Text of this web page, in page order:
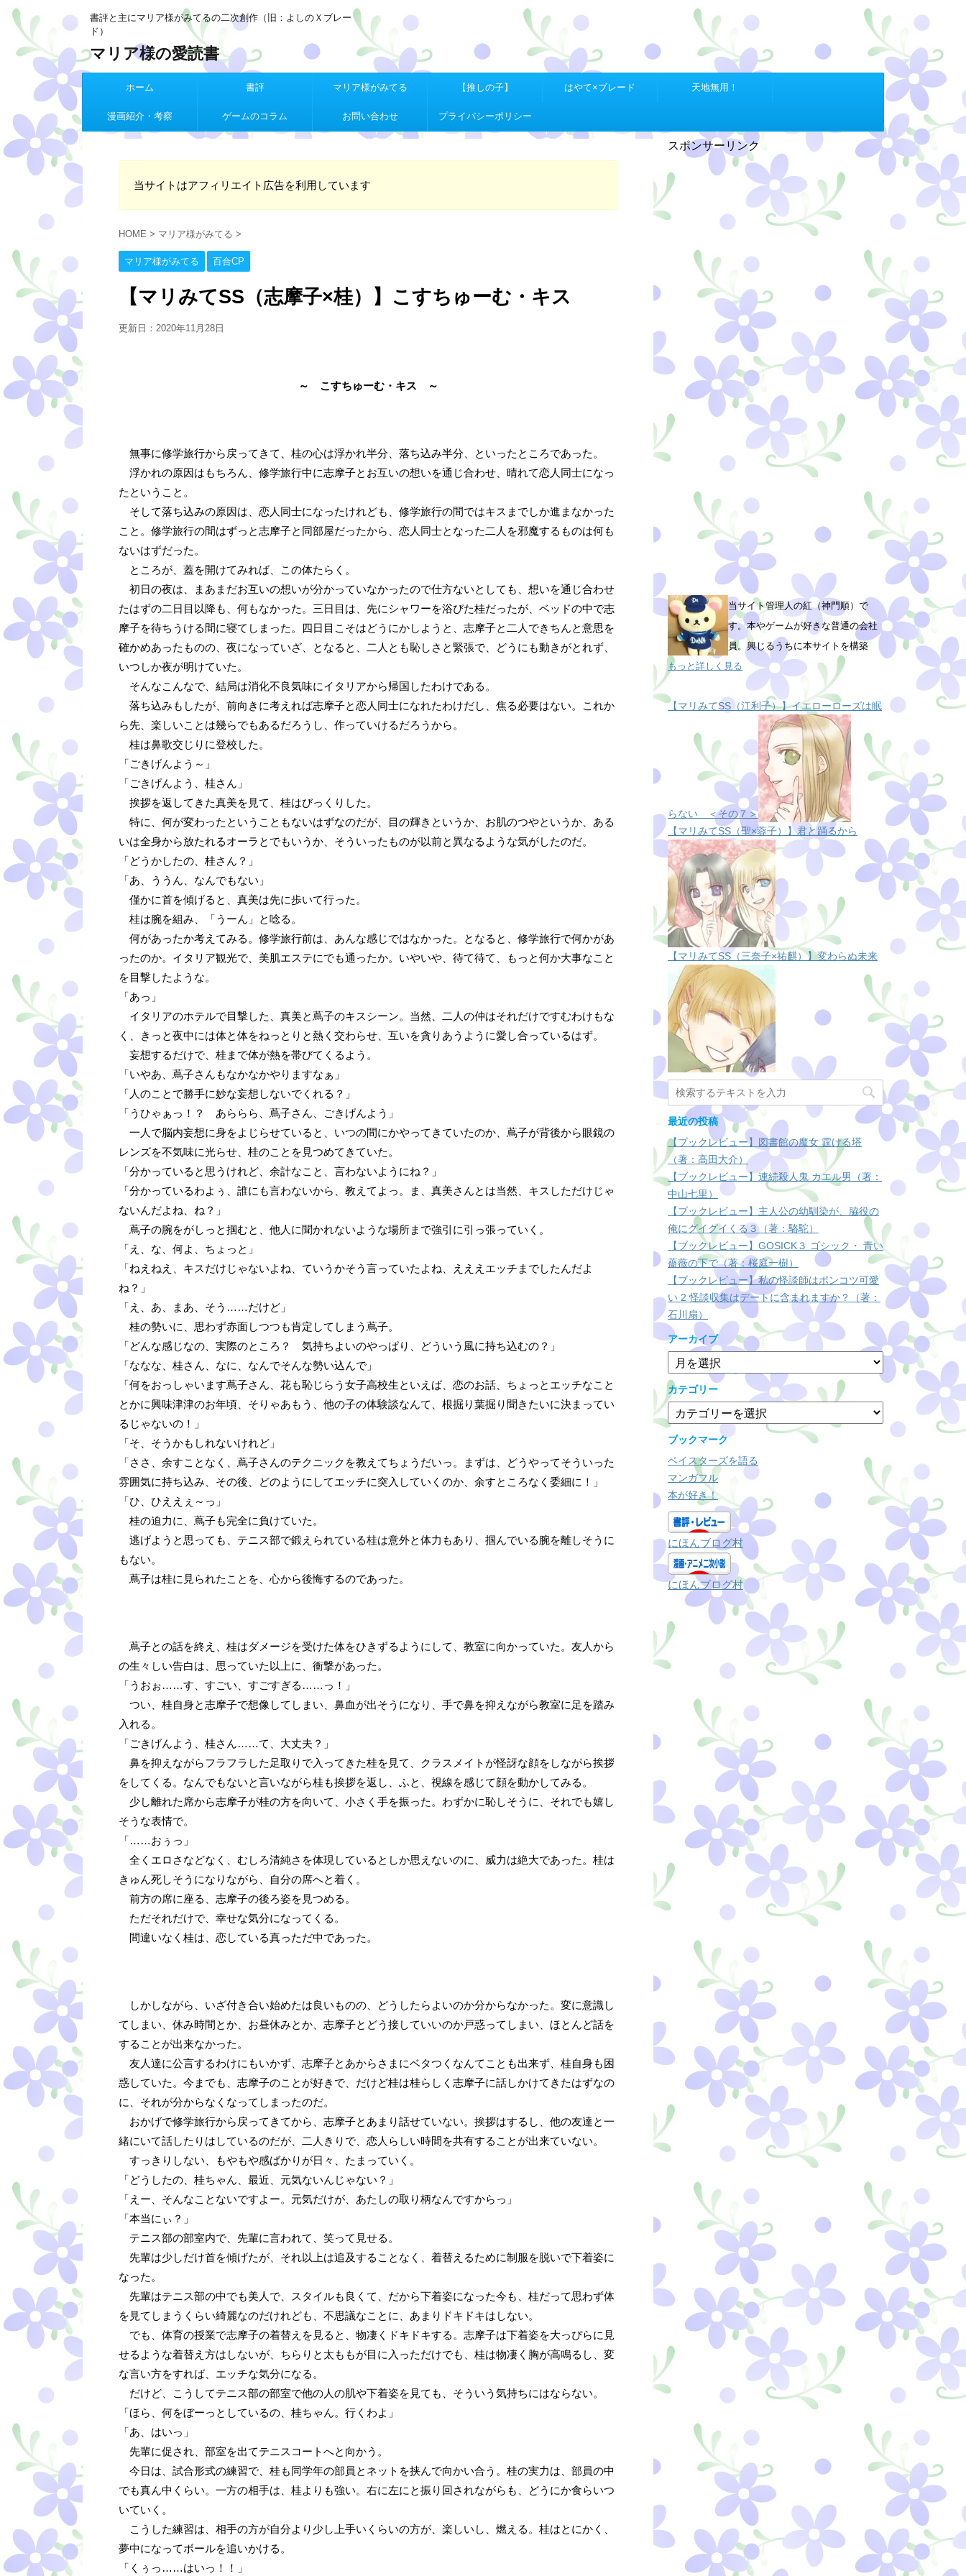
書評と主にマリア様がみてるの二次創作（旧：よしのＸブレー
ド）
マリア様の愛読書
ホーム 書評 マリア様がみてる 【推しの子】 はやて×ブレード 天地無用！
漫画紹介・考察 ゲームのコラム お問い合わせ プライバシーポリシー
当サイトはアフィリエイト広告を利用しています
HOME > マリア様がみてる >
マリア様がみてる 百合CP
【マリみてSS（志摩子×桂）】こすちゅーむ・キス
更新日： 2020年11月28日
～ こすちゅーむ・キス ～
無事に修学旅行から戻ってきて、桂の心は浮かれ半分、落ち込み半分、といったところであった。
浮かれの原因はもちろん、修学旅行中に志摩子とお互いの想いを通じ合わせ、晴れて恋人同士になっ
たということ。
そして落ち込みの原因は、恋人同士になったけれども、修学旅行の間ではキスまでしか進まなかった
こと。修学旅行の間はずっと志摩子と同部屋だったから、恋人同士となった二人を邪魔するものは何も
ないはずだった。
ところが、蓋を開けてみれば、この体たらく。
初日の夜は、まあまだお互いの想いが分かっていなかったので仕方ないとしても、想いを通じ合わせ
たはずの二日目以降も、何もなかった。三日目は、先にシャワーを浴びた桂だったが、ベッドの中で志
摩子を待ちうける間に寝てしまった。四日目こそはどうにかしようと、志摩子と二人できちんと意思を
確かめあったものの、夜になっていざ、となると、二人とも恥しさと緊張で、どうにも動きがとれず、
いつしか夜が明けていた。
そんなこんなで、結局は消化不良気味にイタリアから帰国したわけである。
落ち込みもしたが、前向きに考えれば志摩子と恋人同士になれたわけだし、焦る必要はない。これか
ら先、楽しいことは幾らでもあるだろうし、作っていけるだろうから。
桂は鼻歌交じりに登校した。
「ごきげんよう～」
「ごきげんよう、桂さん」
挨拶を返してきた真美を見て、桂はびっくりした。
特に、何が変わったということもないはずなのだが、目の輝きというか、お肌のつやというか、ある
いは全身から放たれるオーラとでもいうか、そういったものが以前と異なるような気がしたのだ。
「どうかしたの、桂さん？」
「あ、ううん、なんでもない」
僅かに首を傾げると、真美は先に歩いて行った。
桂は腕を組み、「うーん」と唸る。
何があったか考えてみる。修学旅行前は、あんな感じではなかった。となると、修学旅行で何かがあ
ったのか。イタリア観光で、美肌エステにでも通ったか。いやいや、待て待て、もっと何か大事なこと
を目撃したような。
「あっ」
イタリアのホテルで目撃した、真美と蔦子のキスシーン。当然、二人の仲はそれだけですむわけもな
く、きっと夜中には体と体をねっとりと熱く交わらせ、互いを貪りあうように愛し合っているはず。
妄想するだけで、桂まで体が熱を帯びてくるよう。
「いやあ、蔦子さんもなかなかやりますなぁ」
「人のことで勝手に妙な妄想しないでくれる？」
「うひゃぁっ！？ あららら、蔦子さん、ごきげんよう」
一人で脳内妄想に身をよじらせていると、いつの間にかやってきていたのか、蔦子が背後から眼鏡の
レンズを不気味に光らせ、桂のことを見つめてきていた。
「分かっていると思うけれど、余計なこと、言わないようにね？」
「分かっているわよぅ、誰にも言わないから、教えてよっ。ま、真美さんとは当然、キスしただけじゃ
ないんだよね、ね？」
蔦子の腕をがしっと掴むと、他人に聞かれないような場所まで強引に引っ張っていく。
「え、な、何よ、ちょっと」
「ねえねえ、キスだけじゃないよね、ていうかそう言っていたよね、えええエッチまでしたんだよ
ね？」
「え、あ、まあ、そう……だけど」
桂の勢いに、思わず赤面しつつも肯定してしまう蔦子。
「どんな感じなの、実際のところ？ 気持ちよいのやっぱり、どういう風に持ち込むの？」
「ななな、桂さん、なに、なんでそんな勢い込んで」
「何をおっしゃいます蔦子さん、花も恥じらう女子高校生といえば、恋のお話、ちょっとエッチなこと
とかに興味津津のお年頃、そりゃあもう、他の子の体験談なんて、根掘り葉掘り聞きたいに決まってい
るじゃないの！」
「そ、そうかもしれないけれど」
「ささ、余すことなく、蔦子さんのテクニックを教えてちょうだいっ。まずは、どうやってそういった
雰囲気に持ち込み、その後、どのようにしてエッチに突入していくのか、余すところなく委細に！」
「ひ、ひええぇ～っ」
桂の迫力に、蔦子も完全に負けていた。
逃げようと思っても、テニス部で鍛えられている桂は意外と体力もあり、掴んでいる腕を離しそうに
もない。
蔦子は桂に見られたことを、心から後悔するのであった。
蔦子との話を終え、桂はダメージを受けた体をひきずるようにして、教室に向かっていた。友人から
の生々しい告白は、思っていた以上に、衝撃があった。
「うおぉ……す、すごい、すごすぎる……っ！」
つい、桂自身と志摩子で想像してしまい、鼻血が出そうになり、手で鼻を抑えながら教室に足を踏み
入れる。
「ごきげんよう、桂さん……て、大丈夫？」
鼻を抑えながらフラフラした足取りで入ってきた桂を見て、クラスメイトが怪訝な顔をしながら挨拶
をしてくる。なんでもないと言いながら桂も挨拶を返し、ふと、視線を感じて顔を動かしてみる。
少し離れた席から志摩子が桂の方を向いて、小さく手を振った。わずかに恥しそうに、それでも嬉し
そうな表情で。
「……おぅっ」
全くエロさなどなく、むしろ清純さを体現しているとしか思えないのに、威力は絶大であった。桂は
きゅん死しそうになりながら、自分の席へと着く。
前方の席に座る、志摩子の後ろ姿を見つめる。
ただそれだけで、幸せな気分になってくる。
間違いなく桂は、恋している真っただ中であった。
しかしながら、いざ付き合い始めたは良いものの、どうしたらよいのか分からなかった。変に意識し
てしまい、休み時間とか、お昼休みとか、志摩子とどう接していいのか戸惑ってしまい、ほとんど話を
することが出来なかった。
友人達に公言するわけにもいかず、志摩子とあからさまにベタつくなんてことも出来ず、桂自身も困
惑していた。今までも、志摩子のことが好きで、だけど桂は桂らしく志摩子に話しかけてきたはずなの
に、それが分からなくなってしまったのだ。
おかげで修学旅行から戻ってきてから、志摩子とあまり話せていない。挨拶はするし、他の友達と一
緒にいて話したりはしているのだが、二人きりで、恋人らしい時間を共有することが出来ていない。
すっきりしない、もやもや感ばかりが日々、たまっていく。
「どうしたの、桂ちゃん、最近、元気ないんじゃない？」
「えー、そんなことないですよー。元気だけが、あたしの取り柄なんですからっ」
「本当にぃ？」
テニス部の部室内で、先輩に言われて、笑って見せる。
先輩は少しだけ首を傾げたが、それ以上は追及することなく、着替えるために制服を脱いで下着姿に
なった。
先輩はテニス部の中でも美人で、スタイルも良くて、だから下着姿になった今も、桂だって思わず体
を見てしまうくらい綺麗なのだけれども、不思議なことに、あまりドキドキはしない。
でも、体育の授業で志摩子の着替えを見ると、物凄くドキドキする。志摩子は下着姿を大っぴらに見
せるような着替え方はしないが、ちらりと太ももが目に入っただけでも、桂は物凄く胸が高鳴るし、変
な言い方をすれば、エッチな気分になる。
だけど、こうしてテニス部の部室で他の人の肌や下着姿を見ても、そういう気持ちにはならない。
「ほら、何をぼーっとしているの、桂ちゃん。行くわよ」
「あ、はいっ」
先輩に促され、部室を出てテニスコートへと向かう。
今日は、試合形式の練習で、桂も同学年の部員とネットを挟んで向かい合う。桂の実力は、部員の中
でも真ん中くらい。一方の相手は、桂よりも強い。右に左にと振り回されながらも、どうにか食らいつ
いていく。
こうした練習は、相手の方が自分より少し上手いくらいの方が、楽しいし、燃える。桂はとにかく、
夢中になってボールを追いかける。
「くぅっ……はいっ！！」
スポンサーリンク
当サイト管理人の紅（神門順）で
す。本やゲームが好きな普通の会社
員。興じるうちに本サイトを構築
もっと詳しく見る
【マリみてSS（江利子）】イエローローズは眠
らない ＜その７＞
【マリみてSS（聖×蓉子）】君と踊るから
【マリみてSS（三奈子×祐麒）】変わらぬ未来
最近の投稿
【ブックレビュー】図書館の魔女 霆ける塔
（著：高田大介）
【ブックレビュー】連続殺人鬼 カエル男（著：
中山七里）
【ブックレビュー】主人公の幼馴染が、脇役の
俺にグイグイくる３（著：駱駝）
【ブックレビュー】GOSICK３ ゴシック・ 青い
薔薇の下で（著：桜庭一樹）
【ブックレビュー】私の怪談師はポンコツ可愛
い 2 怪談収集はデートに含まれますか？（著：
石川扇）
アーカイブ
ア
ー
カ
イ
ブ
カテゴリー
テ
ゴ
ー
ブックマーク
ベイスターズを語る
マンガフル
本が好き！
にほんブログ村
にほんブログ村